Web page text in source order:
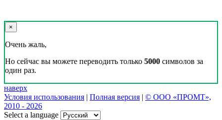
×
Очень жаль,
Но сейчас вы можете переводить только 5000 символов за
один раз.
наверх
Условия использования | Полная версия | © ООО «ПРОМТ»,
2010 - 2026
Select a language